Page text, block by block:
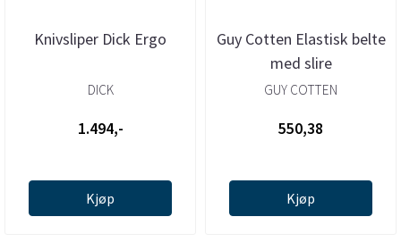
Knivsliper Dick Ergo
DICK
1.494,-
Kjøp
Guy Cotten Elastisk belte
med slire
GUY COTTEN
550,38
Kjøp